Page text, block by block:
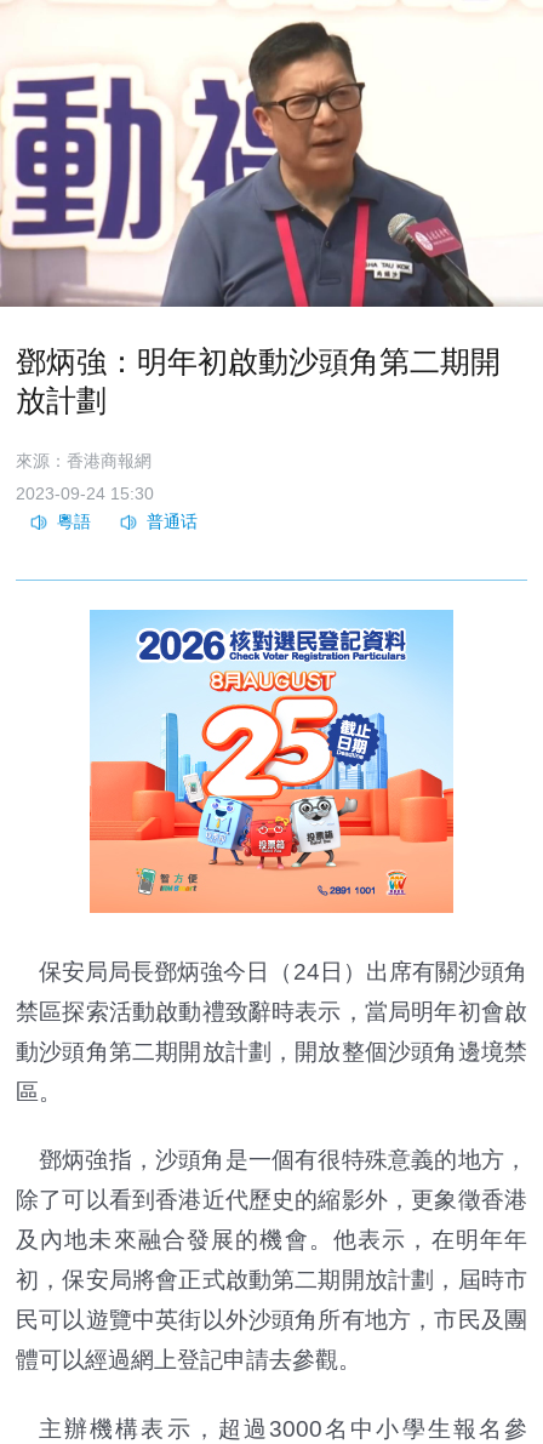
鄧炳強：明年初啟動沙頭角第二期開
放計劃
來源：香港商報網
2023-09-24 15:30
保安局局長鄧炳強今日（24日）出席有關沙頭角
禁區探索活動啟動禮致辭時表示，當局明年初會啟
動沙頭角第二期開放計劃，開放整個沙頭角邊境禁
區。
鄧炳強指，沙頭角是一個有很特殊意義的地方，
除了可以看到香港近代歷史的縮影外，更象徵香港
及內地未來融合發展的機會。他表示，在明年年
初，保安局將會正式啟動第二期開放計劃，屆時市
民可以遊覽中英街以外沙頭角所有地方，市民及團
體可以經過網上登記申請去參觀。
主辦機構表示，超過3000名中小學生報名參